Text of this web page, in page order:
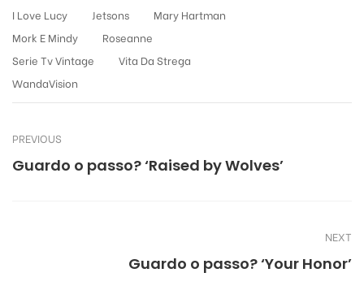
I Love Lucy
Jetsons
Mary Hartman
Mork E Mindy
Roseanne
Serie Tv Vintage
Vita Da Strega
WandaVision
PREVIOUS
Guardo o passo? ‘Raised by Wolves’
NEXT
Guardo o passo? ‘Your Honor’